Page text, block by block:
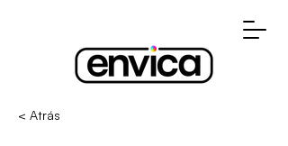
< Atrás